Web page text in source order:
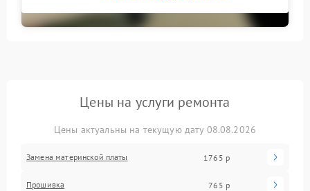
Цены на услуги ремонта
Цены актуальны на текущую дату 08.08.2026
Замена материнской платы 1765 р
Прошивка 765 р